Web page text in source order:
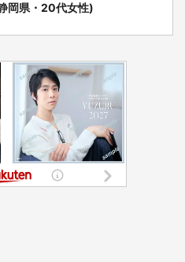
岡県・20代女性)